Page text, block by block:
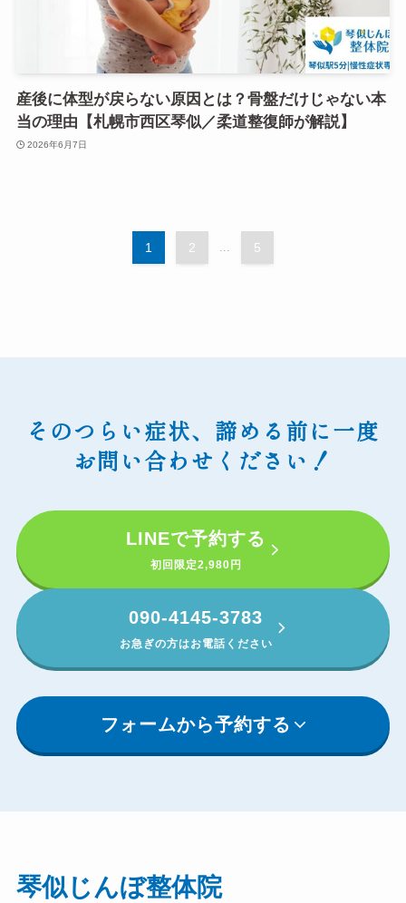
産後に体型が戻らない原因とは？骨盤だけじゃない本
当の理由【札幌市西区琴似／柔道整復師が解説】
2026年6月7日
1 2 ... 5
そのつらい症状、諦める前に一度
お問い合わせください！
LINEで予約する
初回限定2,980円
090-4145-3783
お急ぎの方はお電話ください
フォームから予約する
琴似じんぼ整体院